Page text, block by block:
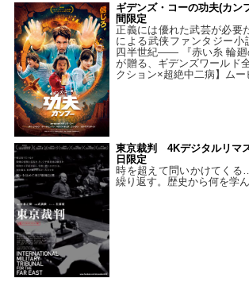
ギデンズ・コーの功夫(カ
間限定
正義には優れた武芸が必要
による武侠ファンタジー小
四半世紀―― 『赤い糸 輪廻
が贈る、ギデンズワールド
クション×超絶中二病】ムー
東京裁判 4Kデジタルリマ
日限定
時を超えて問いかけてくる
繰り返す。歴史から何を学ん